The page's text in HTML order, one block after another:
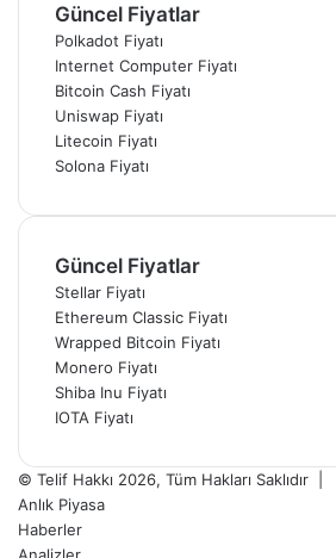
Güncel Fiyatlar
Polkadot Fiyatı
Internet Computer Fiyatı
Bitcoin Cash Fiyatı
Uniswap Fiyatı
Litecoin Fiyatı
Solona Fiyatı
Güncel Fiyatlar
Stellar Fiyatı
Ethereum Classic Fiyatı
Wrapped Bitcoin Fiyatı
Monero Fiyatı
Shiba Inu Fiyatı
IOTA Fiyatı
© Telif Hakkı 2026, Tüm Hakları Saklıdır |
Anlık Piyasa
Haberler